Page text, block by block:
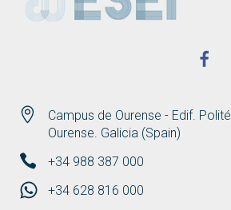
Campus de Ourense - Edif.
Ourense. Galicia (Spain)
+34 988 387 000
+34 628 816 000